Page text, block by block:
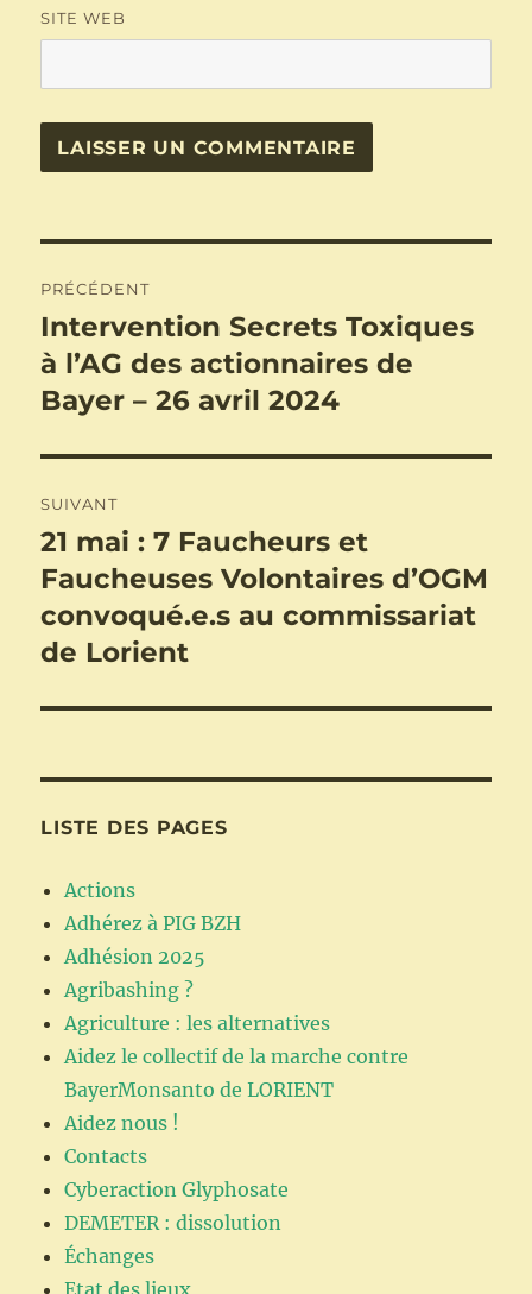
SITE WEB
de
l’article
PRÉCÉDENT
Publication
précédente :
Intervention Secrets Toxiques
à l’AG des actionnaires de
Bayer – 26 avril 2024
SUIVANT
Publication
suivante :
21 mai : 7 Faucheurs et
Faucheuses Volontaires d’OGM
convoqué.e.s au commissariat
de Lorient
LISTE DES PAGES
Actions
Adhérez à PIG BZH
Adhésion 2025
Agribashing ?
Agriculture : les alternatives
Aidez le collectif de la marche contre
BayerMonsanto de LORIENT
Aidez nous !
Contacts
Cyberaction Glyphosate
DEMETER : dissolution
Échanges